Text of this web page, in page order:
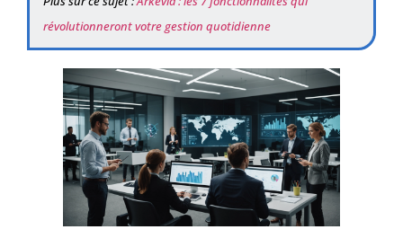
révolutionneront votre gestion quotidienne